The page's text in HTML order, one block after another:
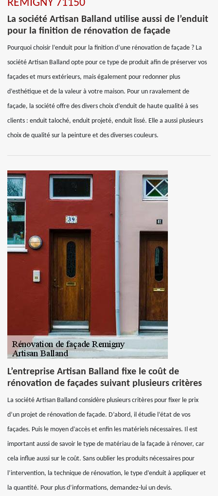
REMIGNY 71150
La société Artisan Balland utilise aussi de l’enduit
pour la finition de rénovation de façade
Pourquoi choisir l’enduit pour la finition d’une rénovation de façade ? La
société Artisan Balland opte pour ce type de produit afin de préserver vos
façades et murs extérieurs, mais également pour redonner plus
d’esthétique et de la valeur à votre maison. Pour un ravalement de
façade, la société offre des divers choix d’enduit de haute qualité à ses
clients : enduit taloché, enduit projeté, enduit lissé. Elle a aussi plusieurs
choix de qualité sur la peinture et des diverses couleurs.
L’entreprise Artisan Balland fixe le coût de
rénovation de façades suivant plusieurs critères
La société Artisan Balland considère plusieurs critères pour fixer le prix
d’un projet de rénovation de façade. D’abord, il étudie l’état de vos
façades. Puis le moyen d’accès et enfin les matériels nécessaires. Il est
important aussi de savoir le type de matériau de la façade à rénover, car
cela influe aussi sur le coût. Sans oublier les produits nécessaires pour
l’intervention, la technique de rénovation, le type d’enduit à appliquer et
la quantité. Pour plus d’informations, demandez-lui un devis.